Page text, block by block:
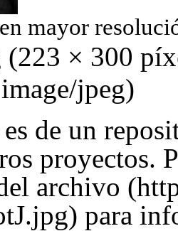
mayor
(223 × 300
image/jpeg)
de un
proyectos.
archivo
para